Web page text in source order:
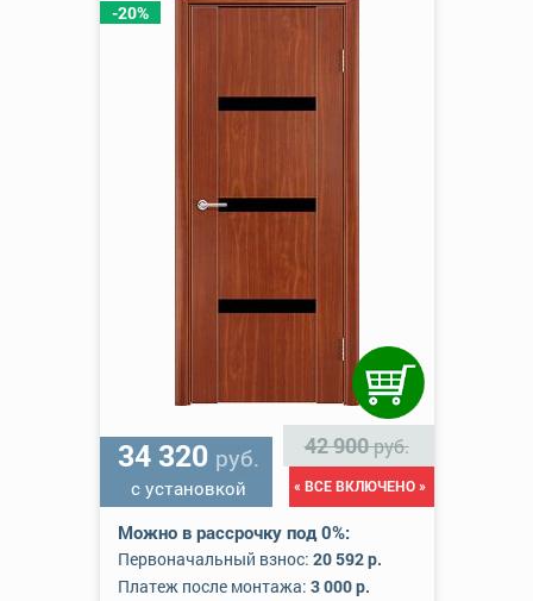
-20%
34 320 руб.
с установкой
42 900руб.
« ВСЕ ВКЛЮЧЕНО »
Можно в рассрочку под 0%:
Первоначальный взнос: 20 592 р.
Платеж после монтажа: 3 000 р.